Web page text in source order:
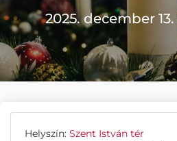
2025. december
Helyszín: Szent István tér